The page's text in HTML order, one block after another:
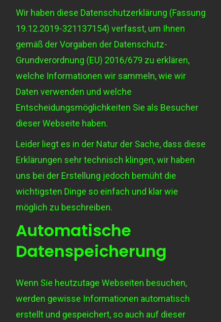
Wir haben diese Datenschutzerklärung (Fassung
19.12.2019-321137154) verfasst, um Ihnen
gemäß der Vorgaben der Datenschutz-
Grundverordnung (EU) 2016/679 zu erklären,
welche Informationen wir sammeln, wie wir
Daten verwenden und welche
Entscheidungsmöglichkeiten Sie als Besucher
dieser Webseite haben.
Leider liegt es in der Natur der Sache, dass diese
Erklärungen sehr technisch klingen, wir haben
uns bei der Erstellung jedoch bemüht die
wichtigsten Dinge so einfach und klar wie
möglich zu beschreiben.
Automatische
Datenspeicherung
Wenn Sie heutzutage Webseiten besuchen,
werden gewisse Informationen automatisch
erstellt und gespeichert, so auch auf dieser